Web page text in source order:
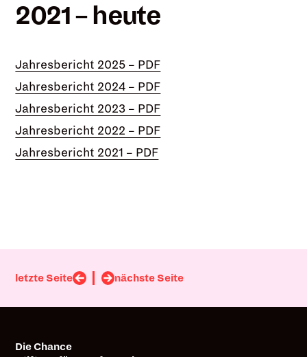
2021 – heute
Jahresbericht 2025 – PDF
Jahresbericht 2024 – PDF
Jahresbericht 2023 – PDF
Jahresbericht 2022 – PDF
Jahresbericht 2021 – PDF
letzte Seite nächste Seite
Die Chance